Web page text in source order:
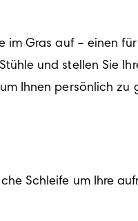
im Gras auf – einen
und stellen Sie
um Ihnen persönlich zu
Schleife um Ihre